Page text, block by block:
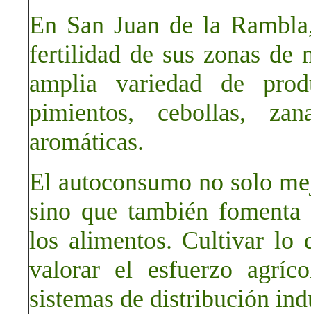
En San Juan de la
fertilidad de sus zonas de
amplia variedad de
pimientos, cebollas,
aromáticas.
El autoconsumo no solo
sino que también
los alimentos. Cultivar lo
valorar el esfuerzo
sistemas de distribución